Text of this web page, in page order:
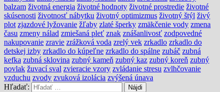
balzam životná energia životné hodnoty životné prostredie životné
skúsenosti životnosť nábytku životný optimizmus životný štýl živý
plot zjazdové lyžovanie žľaby zlaté šperky zmäkčenie vody zmena
času zmeny nálad zmiešaná pleť znak znášanlivosť zodpovedné
nakupovanie zravie zrážková voda zrelý vek zrkadlo zrkadlo do
detskej izby zrkadlo do kúpeľne zrkadlo do spálne zubáč zubná
kefka zubná sklovina zubný kameň zubný kaz zubný koreň zubný
povlak žuvací sval zvieracie vzory zvládanie stresu zvlhčovanie
vzduchu zvody zvuková izolácia zvýšená únava
Hľadať: